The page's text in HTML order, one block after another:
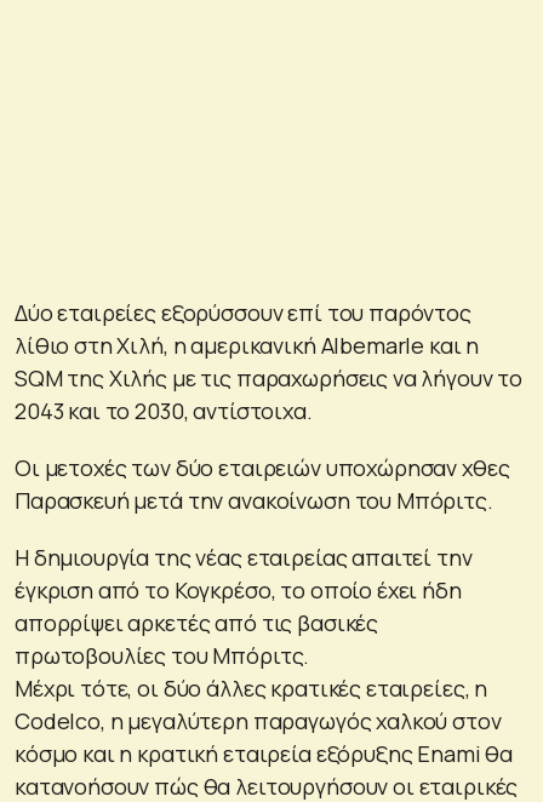
Δύο εταιρείες εξορύσσουν επί του παρόντος
λίθιο στη Χιλή, η αμερικανική Albemarle και η
SQM της Χιλής με τις παραχωρήσεις να λήγουν το
2043 και το 2030, αντίστοιχα.
Οι μετοχές των δύο εταιρειών υποχώρησαν χθες
Παρασκευή μετά την ανακοίνωση του Μπόριτς.
Η δημιουργία της νέας εταιρείας απαιτεί την
έγκριση από το Κογκρέσο, το οποίο έχει ήδη
απορρίψει αρκετές από τις βασικές
πρωτοβουλίες του Μπόριτς.
Μέχρι τότε, οι δύο άλλες κρατικές εταιρείες, η
Codelco, η μεγαλύτερη παραγωγός χαλκού στον
κόσμο και η κρατική εταιρεία εξόρυξης Enami θα
κατανοήσουν πώς θα λειτουργήσουν οι εταιρικές